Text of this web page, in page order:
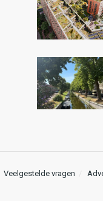
Veelgestelde vragen